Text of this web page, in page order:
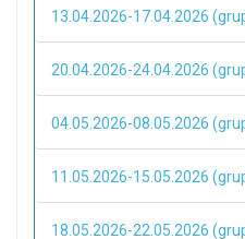
13.04.2026-17.04.2026
20.04.2026-24.04.2026
04.05.2026-08.05.2026
11.05.2026-15.05.2026
18.05.2026-22.05.2026